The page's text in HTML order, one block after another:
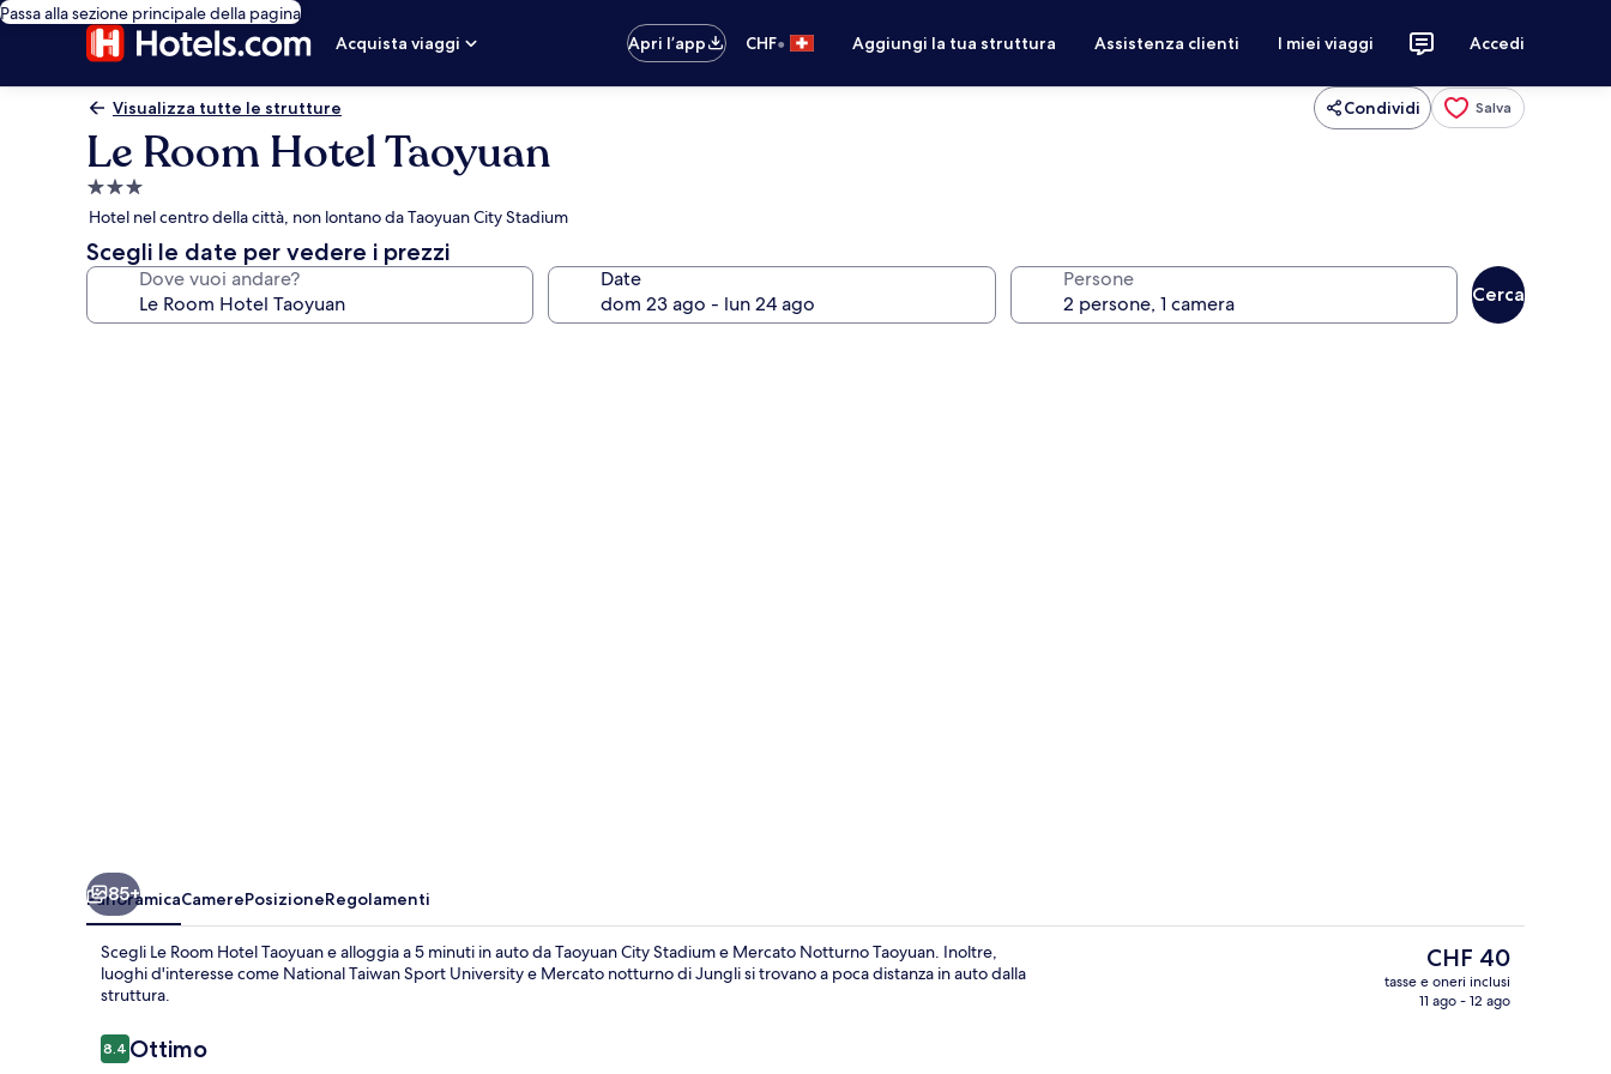
Passa alla sezione principale della pagina
Acquista viaggi
Apri l’app CHF• Aggiungi la tua struttura Assistenza clienti I miei viaggi Accedi
Visualizza tutte le strutture Condividi Salva
Le Room Hotel Taoyuan
Struttura
a
3.0
stelle
Hotel nel centro della città, non lontano da Taoyuan City Stadium
Scegli le date per vedere i prezzi
Dove vuoi andare? Date Persone
Cerca
85+
PanoramicaCamerePosizioneRegolamenti
Scegli Le Room Hotel Taoyuan e alloggia a 5 minuti in auto da Taoyuan City Stadium e Mercato Notturno Taoyuan. Inoltre,
luoghi d'interesse come National Taiwan Sport University e Mercato notturno di Jungli si trovano a poca distanza in auto dalla
struttura.
Recensioni
8.48.4 su 10
Ottimo
Il
prezzo
attuale
CHF 40
tasse e oneri inclusi
11 ago - 12 ago